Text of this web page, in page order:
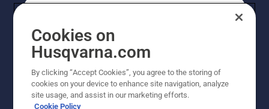
PROFESJONALISTA
Cookies on
Husqvarna.com
By clicking “Accept Cookies”, you agree to the storing of
cookies on your device to enhance site navigation, analyze
site usage, and assist in our marketing efforts.
Cookie Policy